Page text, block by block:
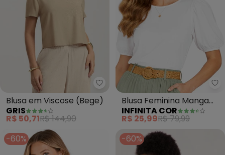
Gris - Blusa em Viscose (Bege)
Blusa em Viscose (Bege)
GRIS
R$ 50,71R$ 144,90
Blusa Feminina Manga
com Volume (Bege)
INFINITA COR
R$ 25,99R$ 79,99
-60%
-60%